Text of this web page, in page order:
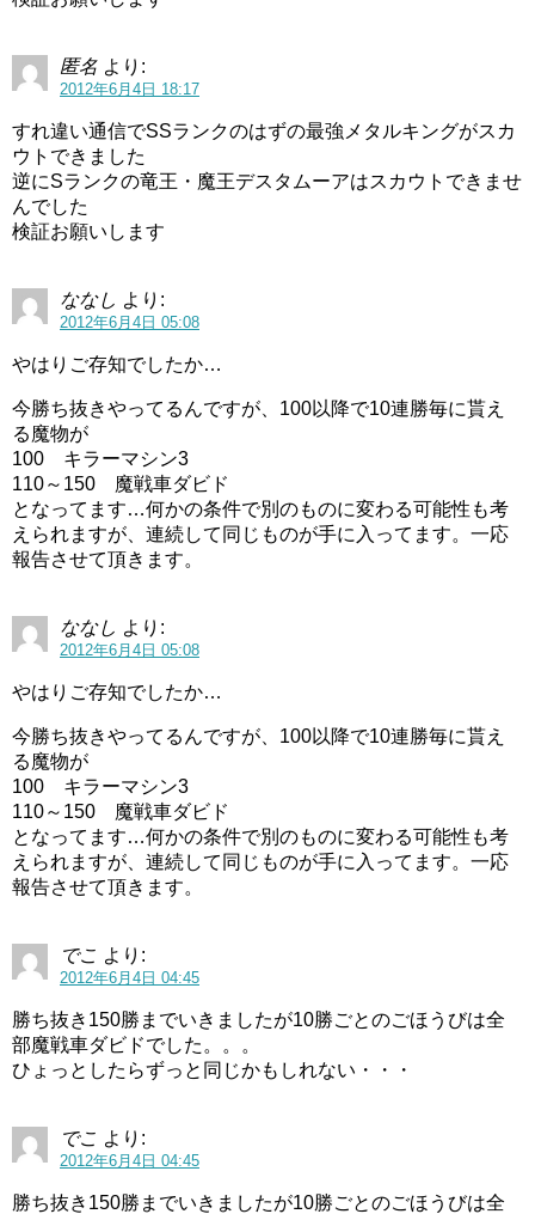
匿名 より:
2012年6月4日 18:17
すれ違い通信でSSランクのはずの最強メタルキングがスカ
ウトできました
逆にSランクの竜王・魔王デスタムーアはスカウトできませ
んでした
検証お願いします
ななし より:
2012年6月4日 05:08
やはりご存知でしたか…
今勝ち抜きやってるんですが、100以降で10連勝毎に貰え
る魔物が
100 キラーマシン3
110～150 魔戦車ダビド
となってます…何かの条件で別のものに変わる可能性も考
えられますが、連続して同じものが手に入ってます。一応
報告させて頂きます。
ななし より:
2012年6月4日 05:08
やはりご存知でしたか…
今勝ち抜きやってるんですが、100以降で10連勝毎に貰え
る魔物が
100 キラーマシン3
110～150 魔戦車ダビド
となってます…何かの条件で別のものに変わる可能性も考
えられますが、連続して同じものが手に入ってます。一応
報告させて頂きます。
でこ より:
2012年6月4日 04:45
勝ち抜き150勝までいきましたが10勝ごとのごほうびは全
部魔戦車ダビドでした。。。
ひょっとしたらずっと同じかもしれない・・・
でこ より:
2012年6月4日 04:45
勝ち抜き150勝までいきましたが10勝ごとのごほうびは全